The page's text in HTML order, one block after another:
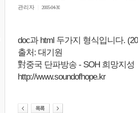
관리자 2005-04-30
doc과 html 두가지 형식입니다.
출처: 대기원
對중국 단파방송 - SOH 희망지성
http://www.soundofhope.kr